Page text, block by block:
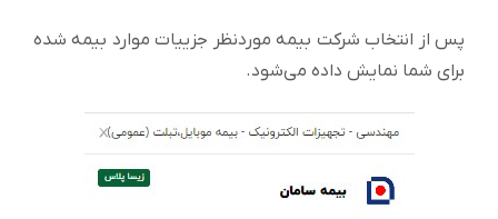
پس از انتخاب شرکت بیمه موردنظر جزییات موارد بیمه شده
برای شما نمایش داده می‌شود.